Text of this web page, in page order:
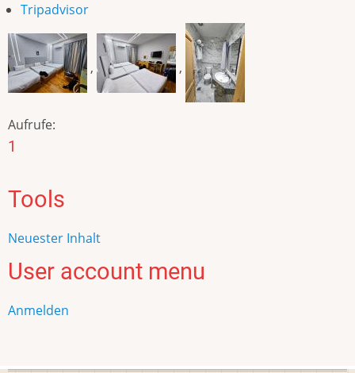
Tripadvisor
, ,
Aufrufe:
1
Tools
Neuester Inhalt
User account menu
Anmelden